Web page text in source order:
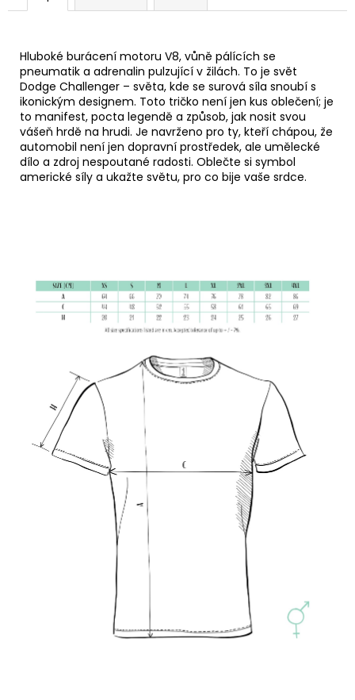
Hluboké burácení motoru V8, vůně pálících se
pneumatik a adrenalin pulzující v žilách. To je svět
Dodge Challenger – světa, kde se surová síla snoubí s
ikonickým designem. Toto tričko není jen kus oblečení; je
to manifest, pocta legendě a způsob, jak nosit svou
vášeň hrdě na hrudi. Je navrženo pro ty, kteří chápou, že
automobil není jen dopravní prostředek, ale umělecké
dílo a zdroj nespoutané radosti. Oblečte si symbol
americké síly a ukažte světu, pro co bije vaše srdce.